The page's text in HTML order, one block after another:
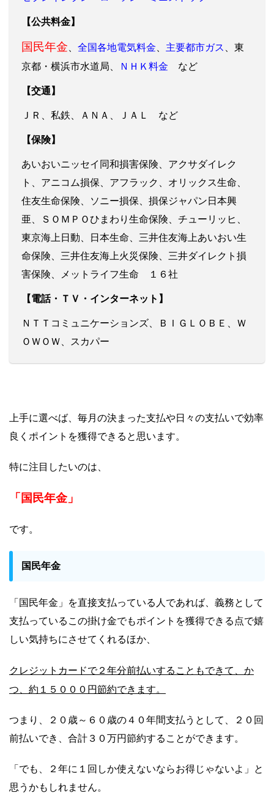
【公共料金】
国民年金 全国各地電気料金 主要都市ガス
、東
京都・横浜市水道局、
ＮＨＫ料金 など
【交通】
ＪＲ、私鉄、ＡＮＡ、ＪＡＬ など
【保険】
あいおいニッセイ同和損害保険、アクサダイレク
ト、アニコム損保、アフラック、オリックス生命、
住友生命保険、ソニー損保、損保ジャパン日本興
亜、ＳＯＭＰＯひまわり生命保険、チューリッヒ、
東京海上日動、日本生命、三井住友海上あいおい生
命保険、三井住友海上火災保険、三井ダイレクト損
害保険、メットライフ生命 １６社
【電話・ＴＶ・インターネット】
ＮＴＴコミュニケーションズ、ＢＩＧＬＯＢＥ、Ｗ
ＯＷＯＷ、スカパー
上手に選べば、毎月の決まった支払や日々の支払いで効率
良くポイントを獲得できると思います。
特に注目したいのは、
「国民年金」
です。
国民年金
「国民年金」を直接支払っている人であれば、義務として
支払っているこの掛け金でもポイントを獲得できる点で嬉
しい気持ちにさせてくれるほか、
クレジットカードで２年分前払いすることもできて、か
つ、約１５０００円節約できます。
つまり、２０歳～６０歳の４０年間支払うとして、２０回
前払いでき、合計３０万円節約することができます。
「でも、２年に１回しか使えないならお得じゃないよ」と
思うかもしれません。